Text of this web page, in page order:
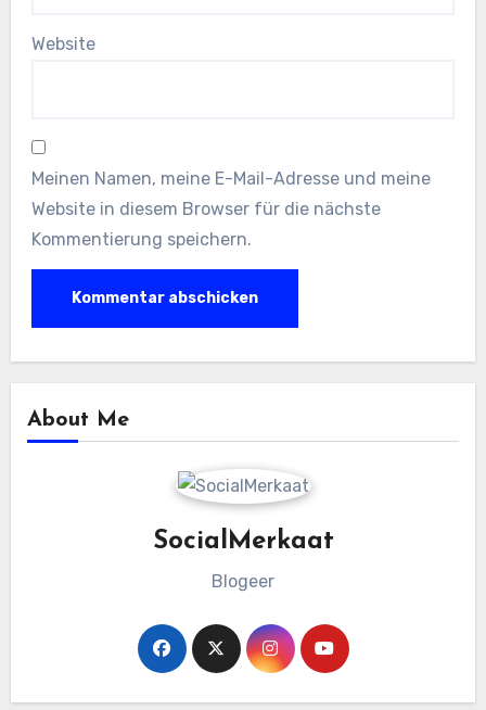
Website
Meinen Namen, meine E-Mail-Adresse und meine
Website in diesem Browser für die nächste
Kommentierung speichern.
About Me
SocialMerkaat
Blogeer